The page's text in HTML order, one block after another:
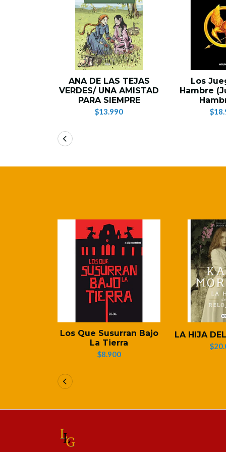
ANA DE LAS TEJAS
VERDES/ UNA AMISTAD
PARA SIEMPRE
$13.990
Los
Hambre
Los Que Susurran Bajo
La Tierra
$8.900
LA HIJA